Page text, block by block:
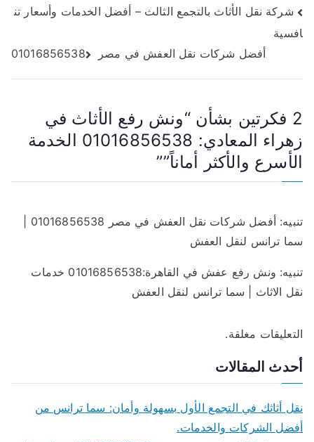
تصفّح
المقالات
شركة نقل الأثاث بالتجمع الثالث – أفضل الخدمات وأسعار تن
افسية
أفضل شركات نقل العفش في مصر 01016856538
2 فكرتين بشأن “
ونش رفع الأثاث في
زهراء المعادي: 01016856538 الخدمة
الأسرع والأكثر أماناً””
تنبيه:
سما ترانس لنقل العفش
تنبيه:
ونش رفع عفش في القاهرة:01016856538 خدمات
نقل الاثاث | سما ترانس لنقل العفش
التعليقات مغلقة.
أحدث المقالات
نقل أثاثك في التجمع الأول بسهولة وأمان: سما ترانس من
أفضل الشركات والخدمات.